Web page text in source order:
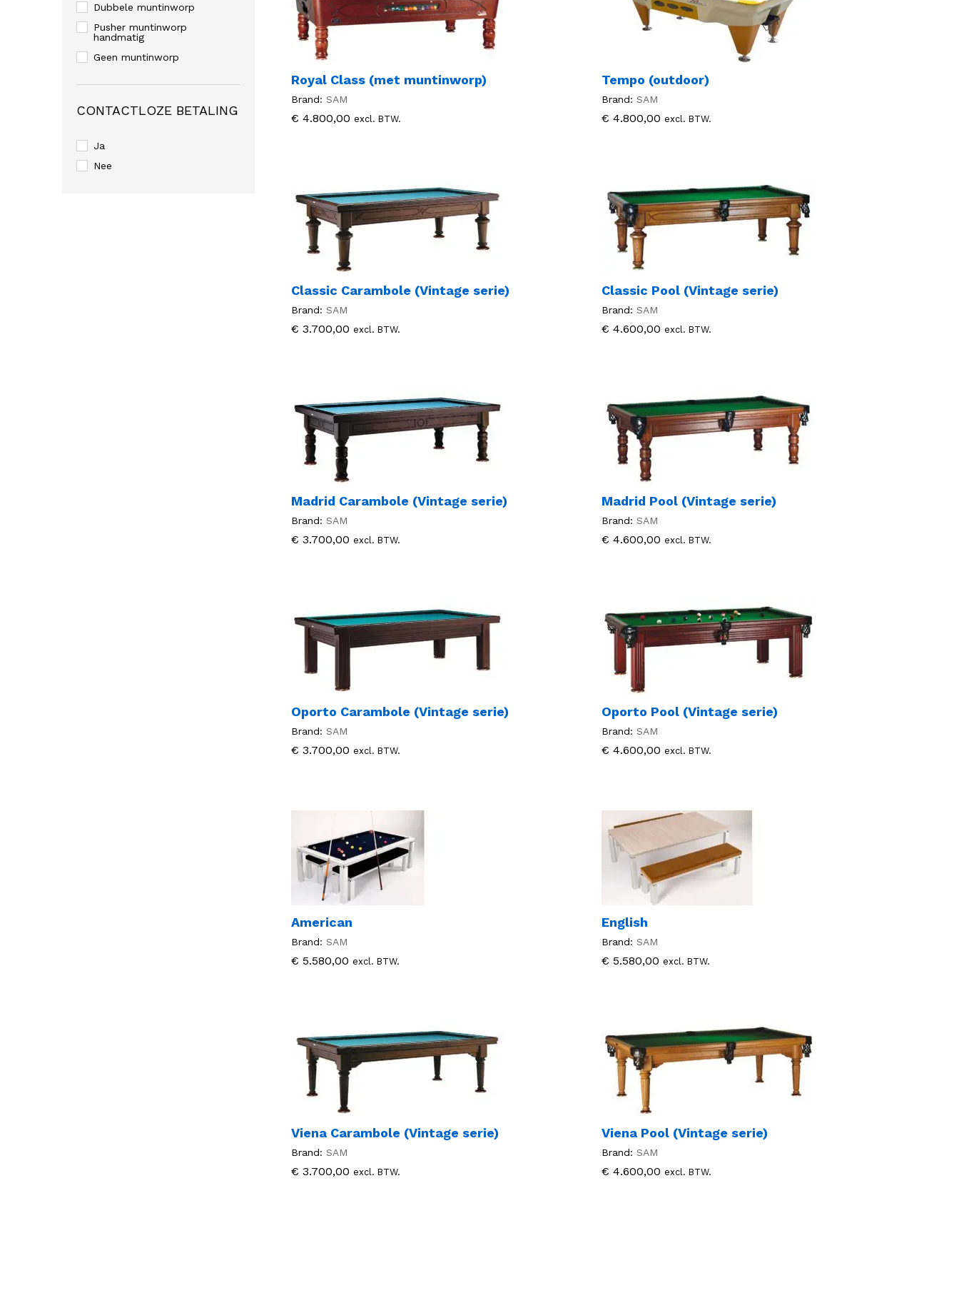
Royal Class (met muntinworp)
Brand: SAM
€ 4.800,00 excl. BTW.
€ 4.800,00
Tempo (outdoor)
Brand: SAM
€ 4.800,00 excl. BTW.
€ 4.800,00
Classic Carambole (Vintage serie)
Brand: SAM
€ 3.700,00 excl. BTW.
€ 3.700,00
Classic Pool (Vintage serie)
Brand: SAM
€ 4.600,00 excl. BTW.
€ 4.600,00
Madrid Carambole (Vintage serie)
Brand: SAM
€ 3.700,00 excl. BTW.
€ 3.700,00
Madrid Pool (Vintage serie)
Brand: SAM
€ 4.600,00 excl. BTW.
€ 4.600,00
Oporto Carambole (Vintage serie)
Brand: SAM
€ 3.700,00 excl. BTW.
€ 3.700,00
Oporto Pool (Vintage serie)
Brand: SAM
€ 4.600,00 excl. BTW.
€ 4.600,00
American
Brand: SAM
€ 5.580,00 excl. BTW.
€ 5.580,00
English
Brand: SAM
€ 5.580,00 excl. BTW.
€ 5.580,00
Viena Carambole (Vintage serie)
Brand: SAM
€ 3.700,00 excl. BTW.
€ 3.700,00
Viena Pool (Vintage serie)
Brand: SAM
€ 4.600,00 excl. BTW.
€ 4.600,00
Dubbele muntinworp
Pusher muntinworp
handmatig
Geen muntinworp
CONTACTLOZE BETALING
Ja
Nee